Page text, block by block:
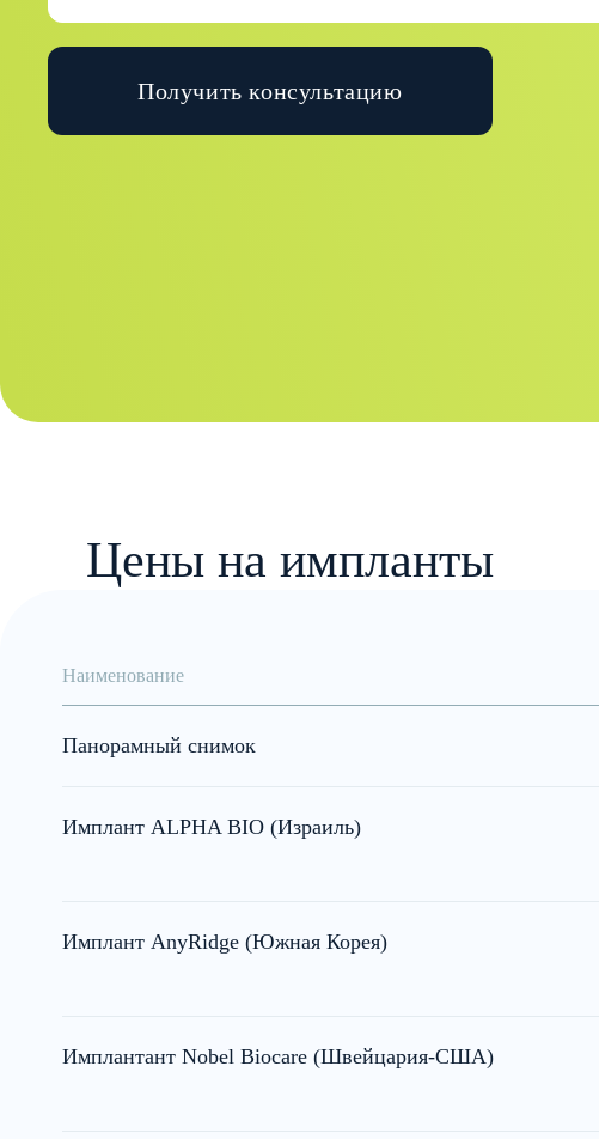
Получить консультацию
Цены на импланты
Наименование
Панорамный снимок
Имплант ALPHA BIO (Израиль)
Имплант AnyRidge (Южная Корея)
Имплантант Nobel Biocare (Швейцария-США)